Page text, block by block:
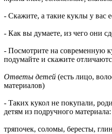
- Скажите, а такие куклы у вас
- Как вы думаете, из чего они
- Посмотрите на современную
подумайте и скажите
Ответы детей (есть лицо,
материалов)
- Таких кукол не покупали,
детям из подручного материала:
тряпочек, соломы, бересты,